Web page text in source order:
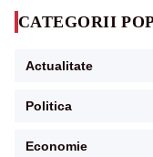
CATEGORII
Actualitate
Politica
Economie